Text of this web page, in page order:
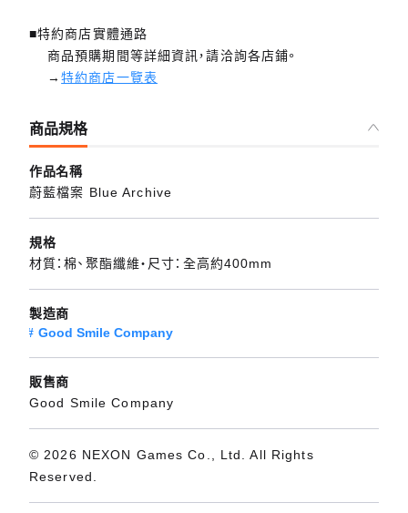
■特約商店實體通路
商品預購期間等詳細資訊，請洽詢各店鋪。
→特約商店一覽表
商品規格
作品名稱
蔚藍檔案 Blue Archive
規格
材質：棉、聚酯纖維・尺寸：全高約400mm
製造商
Good Smile Company
販售商
Good Smile Company
© 2026 NEXON Games Co., Ltd. All Rights
Reserved.